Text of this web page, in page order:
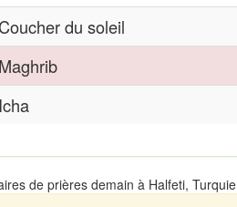
Coucher du soleil
Maghrib
Icha
de prières demain à Halfeti, Turquie